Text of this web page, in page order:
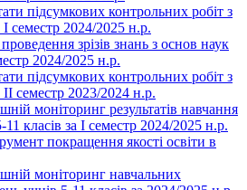
підсумкових контрольних робіт з
І семестр 2024/2025 н.р.
зрізів знань з основ наук
2024/2025 н.р.
підсумкових контрольних робіт з
ІІ семестр 2023/2024 н.р.
моніторинг результатів навчання
11 класів за І семестр 2024/2025 н.р.
покращення якості освіти в
моніторинг навчальних